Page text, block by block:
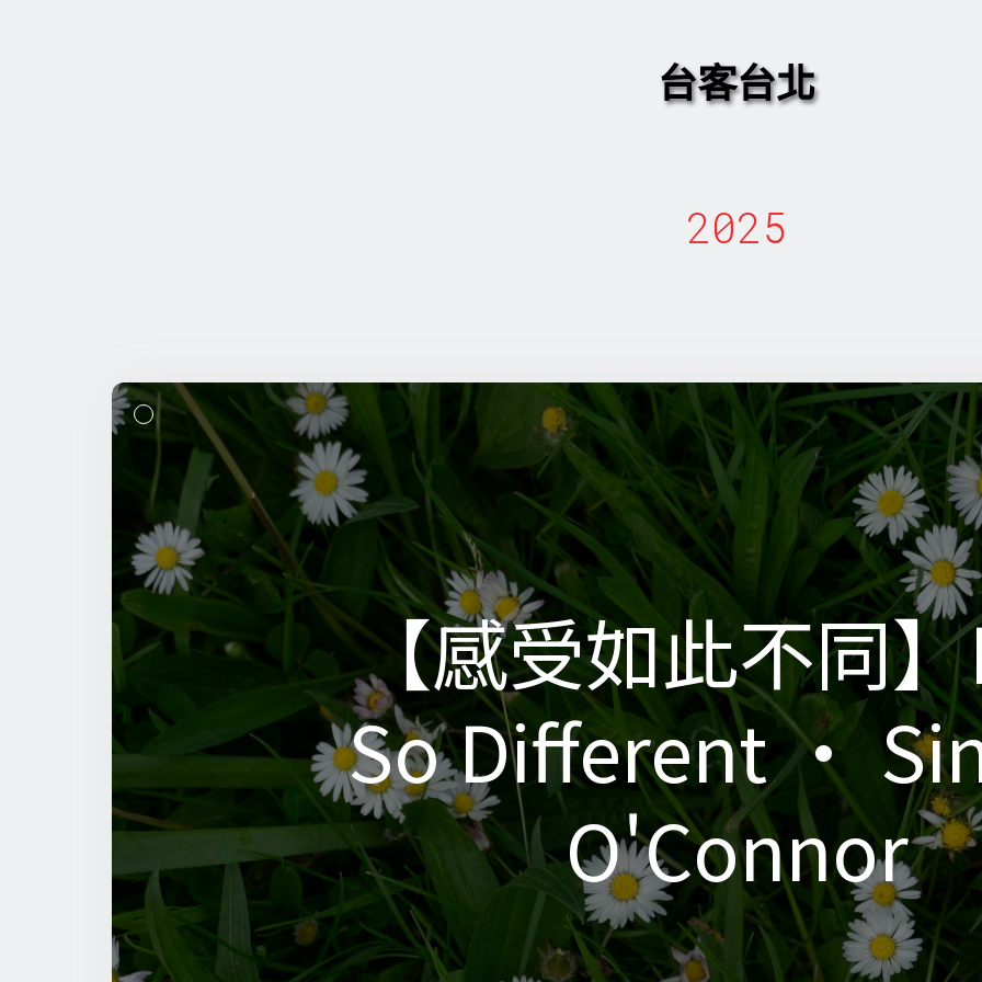
台客台北
2025
【感受如此不同
So Different •
O'Connor
【感受如此不同
So Different •
O'Connor